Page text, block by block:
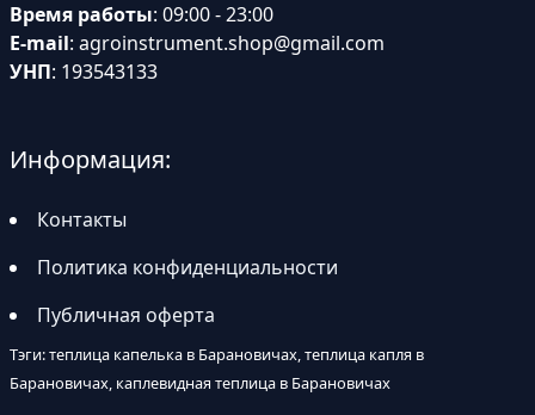
Время работы: 09:00 - 23:00
E-mail: agroinstrument.shop@gmail.com
УНП: 193543133
Информация:
Контакты
Политика конфиденциальности
Публичная оферта
Тэги: теплица капелька в Барановичах, теплица капля в
Барановичах, каплевидная теплица в Барановичах